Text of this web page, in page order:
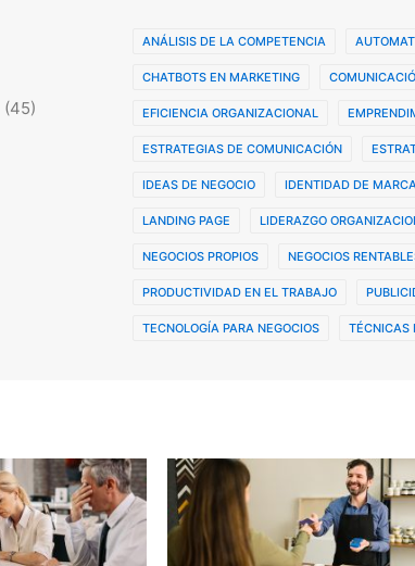
(45)
ANÁLISIS DE LA COMPETENCIA
CHATBOTS EN MARKETING
EFICIENCIA ORGANIZACIONAL
ESTRATEGIAS DE COMUNICACIÓN
IDEAS DE NEGOCIO IDENTIDAD DE
LANDING PAGE LIDERAZGO
NEGOCIOS PROPIOS NEGOCIOS
PRODUCTIVIDAD EN EL TRABAJO
TECNOLOGÍA PARA NEGOCIOS TÉCNICAS